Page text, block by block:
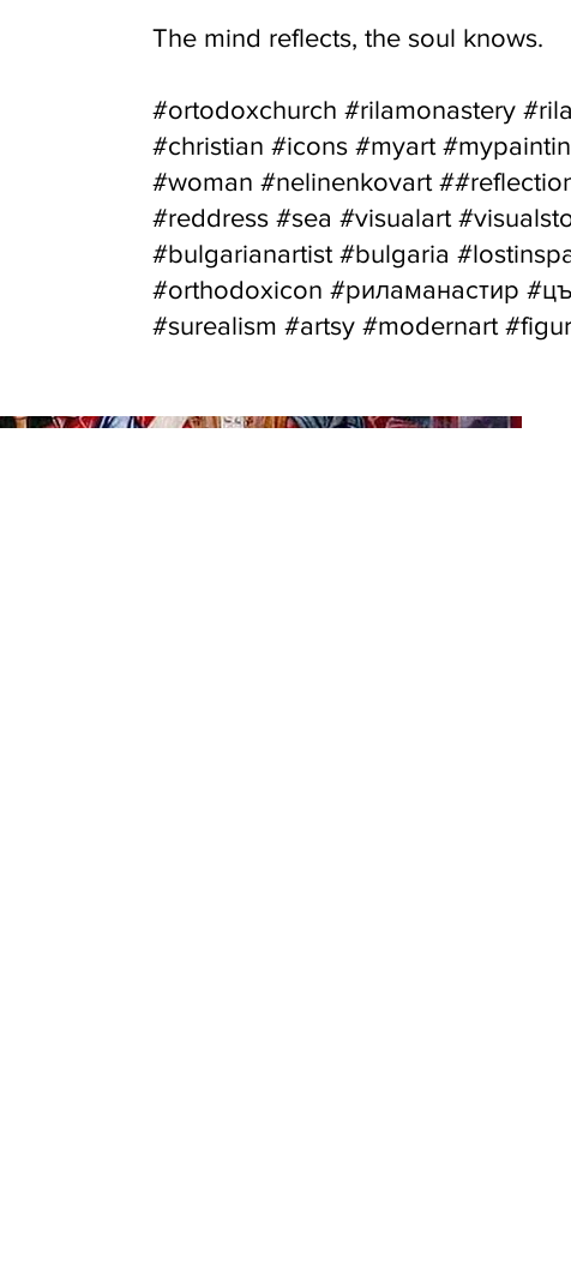
The mind reflects, the soul knows.
#ortodoxchurch #rilamonastery
#christian #icons #myart
#woman #nelinenkovart
#reddress #sea #visualart
#bulgarianartist #bulgaria
#orthodoxicon #риламанастир
#surealism #artsy #modernart